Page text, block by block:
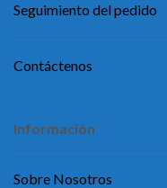
Seguimiento del pedido
Contáctenos
Información
Sobre Nosotros